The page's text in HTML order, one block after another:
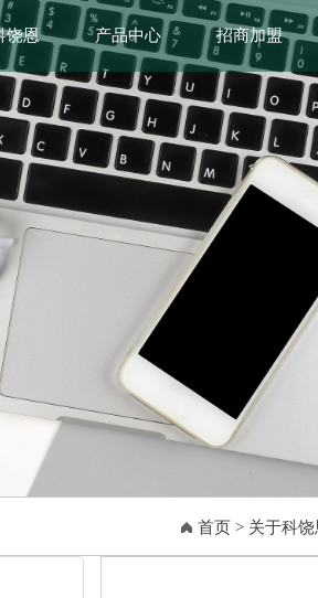
饶恩 产品中心 招商加盟
首页 > 关于科饶